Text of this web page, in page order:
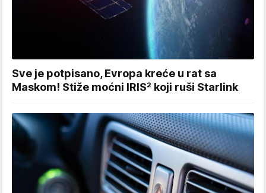
Sve je potpisano, Evropa kreće u rat sa
Maskom! Stiže moćni IRIS² koji ruši Starlink